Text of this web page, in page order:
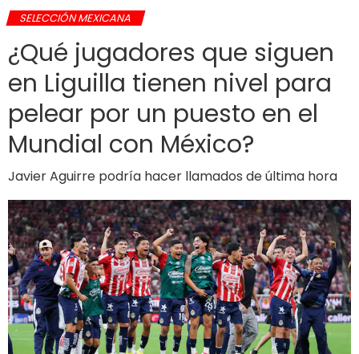
SELECCIÓN MEXICANA
¿Qué jugadores que siguen
en Liguilla tienen nivel para
pelear por un puesto en el
Mundial con México?
Javier Aguirre podría hacer llamados de última hora